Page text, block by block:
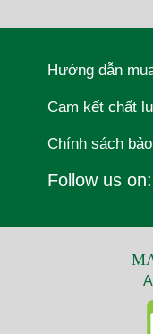
Hướng dẫn
Cam kết chất
Chính sách
Follow us on: